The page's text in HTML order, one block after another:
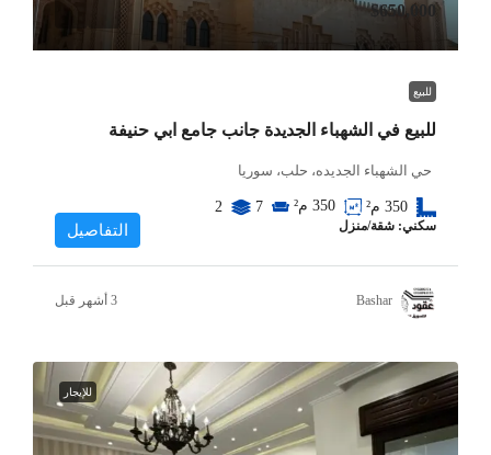
$650,000
للبيع
للبيع في الشهباء الجديدة جانب جامع ابي حنيفة
حي الشهباء الجديده، حلب، سوريا
350 م² 350 م² 7
2
سكني: شقة/منزل التفاصيل
Bashar
للإيجار